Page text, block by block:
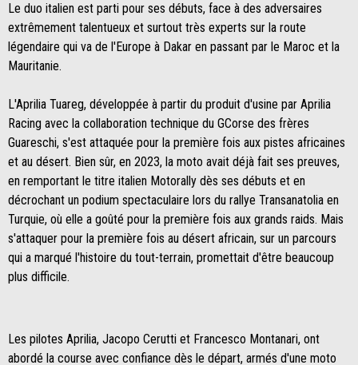
Le duo italien est parti pour ses débuts, face à des adversaires
extrêmement talentueux et surtout très experts sur la route
légendaire qui va de l'Europe à Dakar en passant par le Maroc et la
Mauritanie.
L'Aprilia Tuareg, développée à partir du produit d'usine par Aprilia
Racing avec la collaboration technique du GCorse des frères
Guareschi, s'est attaquée pour la première fois aux pistes africaines
et au désert. Bien sûr, en 2023, la moto avait déjà fait ses preuves,
en remportant le titre italien Motorally dès ses débuts et en
décrochant un podium spectaculaire lors du rallye Transanatolia en
Turquie, où elle a goûté pour la première fois aux grands raids. Mais
s'attaquer pour la première fois au désert africain, sur un parcours
qui a marqué l'histoire du tout-terrain, promettait d'être beaucoup
plus difficile.
Les pilotes Aprilia, Jacopo Cerutti et Francesco Montanari, ont
abordé la course avec confiance dès le départ, armés d'une moto